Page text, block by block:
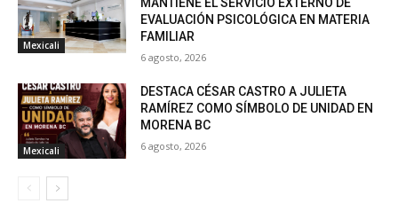
Mexicali
EVALUACIÓN PSICOLÓGICA EN MATERIA
FAMILIAR
6 agosto, 2026
Mexicali
DESTACA CÉSAR CASTRO A JULIETA
RAMÍREZ COMO SÍMBOLO DE UNIDAD EN
MORENA BC
6 agosto, 2026